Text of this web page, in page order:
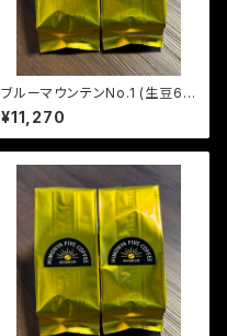
ブルーマウンテンNo.1 (生豆60
0g)
¥11,270